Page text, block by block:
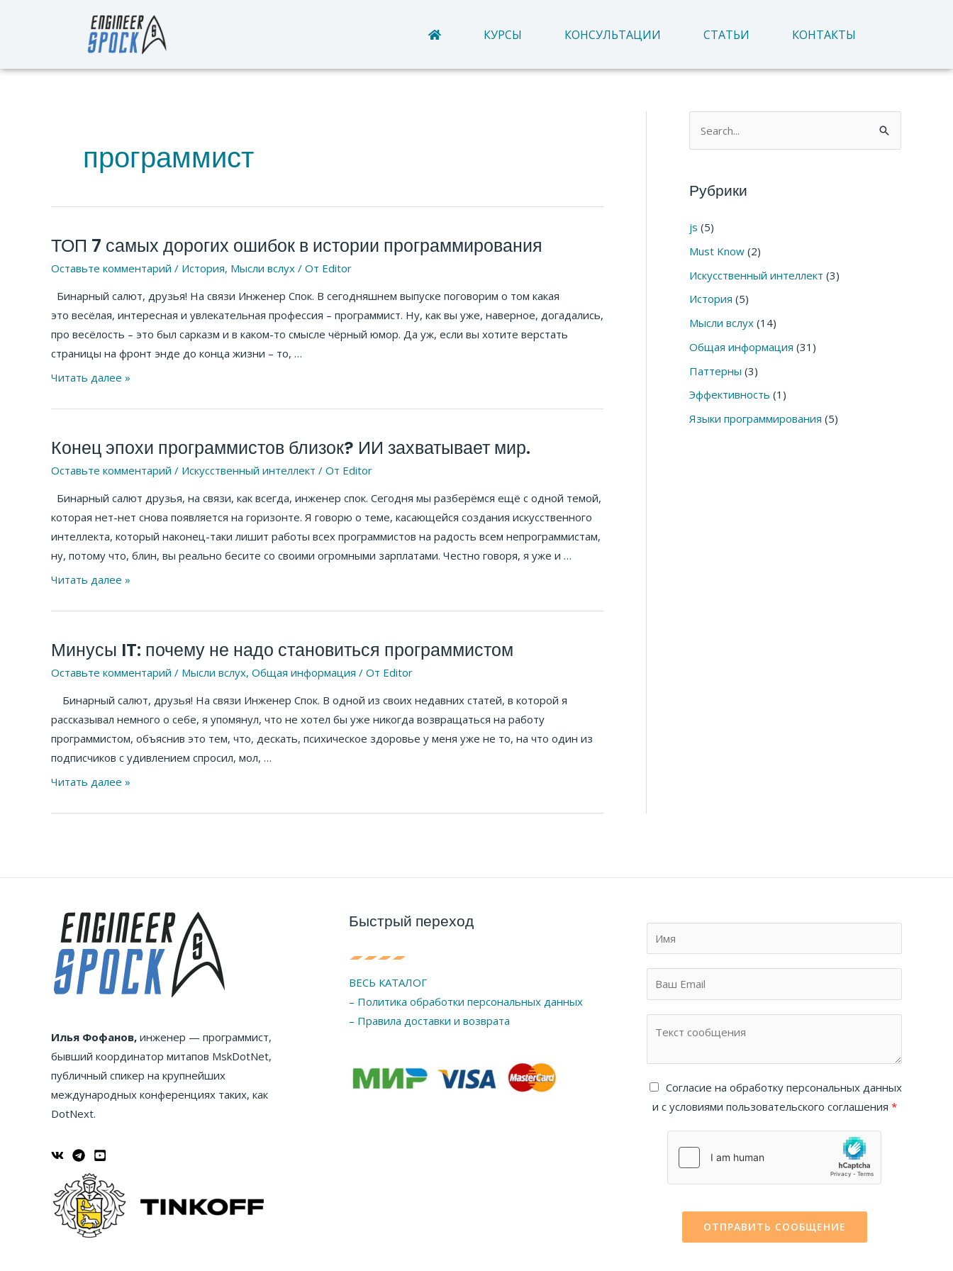
КУРСЫ КОНСУЛЬТАЦИИ СТАТЬИ КОНТАКТЫ
программист
ТОП 7 самых дорогих ошибок в истории программирования
Оставьте комментарий / История, Мысли вслух / От Editor
Бинарный салют, друзья! На связи Инженер Спок. В сегодняшнем выпуске поговорим о том какая
это весёлая, интересная и увлекательная профессия – программист. Ну, как вы уже, наверное, догадались,
про весёлость – это был сарказм и в каком-то смысле чёрный юмор. Да уж, если вы хотите верстать
страницы на фронт энде до конца жизни – то, …
ТОП
дорогих
ошибок
в
истории
программирования
Читать далее »
Конец эпохи программистов близок? ИИ захватывает мир.
Оставьте комментарий / Искусственный интеллект / От Editor
Бинарный салют друзья, на связи, как всегда, инженер спок. Сегодня мы разберёмся ещё с одной темой,
которая нет-нет снова появляется на горизонте. Я говорю о теме, касающейся создания искусственного
интеллекта, который наконец-таки лишит работы всех программистов на радость всем непрограммистам,
ну, потому что, блин, вы реально бесите со своими огромными зарплатами. Честно говоря, я уже и …
Конец
близок?
ИИ
захватывает
мир.
Читать далее »
Минусы IT: почему не надо становиться программистом
Оставьте комментарий / Мысли вслух, Общая информация / От Editor
Бинарный салют, друзья! На связи Инженер Спок. В одной из своих недавних статей, в которой я
рассказывал немного о себе, я упомянул, что не хотел бы уже никогда возвращаться на работу
программистом, объяснив это тем, что, дескать, психическое здоровье у меня уже не то, на что один из
подписчиков с удивлением спросил, мол, …
Минусы
надо
становиться
программистом
Читать далее »
сРубрики
js (5)
Must Know (2)
Искусственный интеллект (3)
История (5)
Мысли вслух (14)
Общая информация (31)
Паттерны (3)
Эффективность (1)
Языки программирования (5)
Илья Фофанов, инженер — программист,
бывший координатор митапов MskDotNet,
публичный спикер на крупнейших
международных конференциях таких, как
DotNext.
Быстрый переход
ВЕСЬ КАТАЛОГ
– Политика обработки персональных данных
– Правила доставки и возврата
Cогласие на обработку персональных данных
и с условиями пользовательского соглашения *
ОТПРАВИТЬ СООБЩЕНИЕ